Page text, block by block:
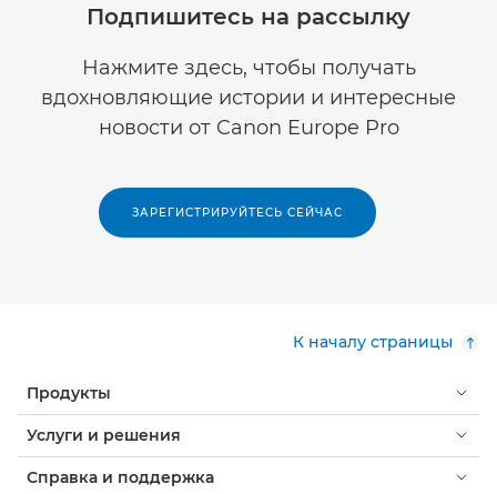
Подпишитесь на рассылку
Нажмите здесь, чтобы получать
вдохновляющие истории и интересные
новости от Canon Europe Pro
ЗАРЕГИСТРИРУЙТЕСЬ СЕЙЧАС
К началу страницы
Продукты
Услуги и решения
Справка и поддержка